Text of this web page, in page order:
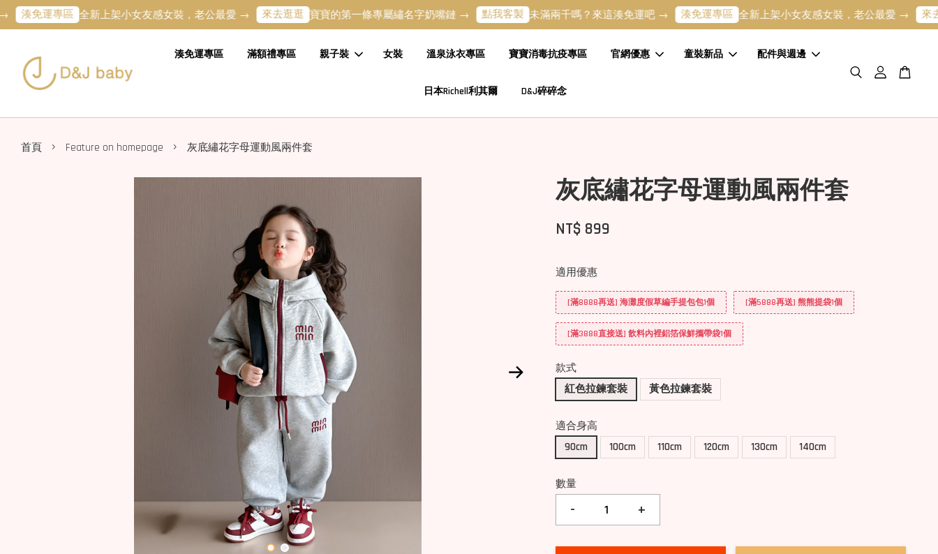
專區 全新上架小女友感女裝，老公最愛 → 來去逛逛 寶寶的第一條專屬繡名字奶嘴鏈 → 點我客製 未滿兩千嗎？來這湊免運吧 → 湊免運專區 全新上架小女友感女裝，老公最愛 → 來去逛逛 寶
湊免運專區 滿額禮專區 親子裝 女裝 溫泉泳衣專區 寶寶消毒抗疫專區 官網優惠 童裝新品 配件與週邊
日本Richell利其爾 D&J碎碎念
首頁 › Feature on homepage › 灰底繡花字母運動風兩件套
灰底繡花字母運動風兩件套
NT$ 899
適用優惠
[滿8888再送] 海灘度假草編手提包包1個 [滿5888再送] 熊熊提袋1個
[滿3888直接送] 飲料內裡鋁箔保鮮攜帶袋1個
款式
紅色拉鍊套裝
黃色拉鍊套裝
適合身高
90cm
100cm 110cm 120cm 130cm 140cm
數量
- +